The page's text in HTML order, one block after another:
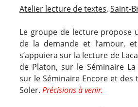
Atelier lecture de textes Saint-
Le groupe de lecture propose
de la demande et l’amour,
s’appuiera sur la lecture de
de Platon, sur le Séminaire La
sur le Séminaire Encore et des
Soler. Précisions à venir.